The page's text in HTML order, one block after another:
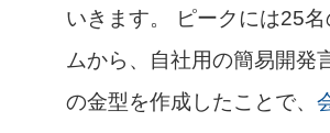
いきます。 ピークには25
ムから、自社用の簡易開発
の金型を作成したことで、